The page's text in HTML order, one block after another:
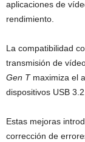
aplicaciones de
rendimiento.
La compatibilidad
transmisión de
Gen Tmaximiza el
dispositivos USB 3.2.
Estas mejoras
corrección de